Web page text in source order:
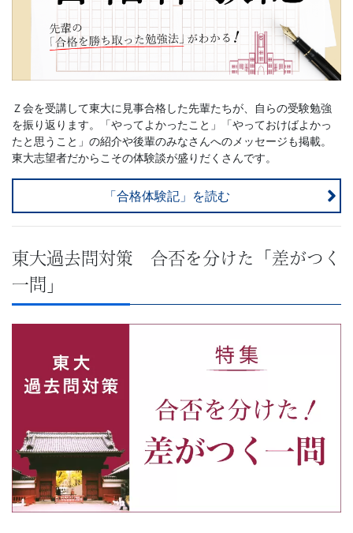
Ｚ会を受講して東大に見事合格した先輩たちが、自らの受験勉強
を振り返ります。「やってよかったこと」「やっておけばよかっ
たと思うこと」の紹介や後輩のみなさんへのメッセージも掲載。
東大志望者だからこその体験談が盛りだくさんです。
「合格体験記」を読む
東大過去問対策 合否を分けた「差がつく
一問」